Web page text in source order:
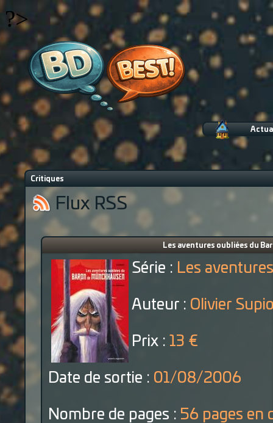
?>
Critiques
Flux RSS
Les aventures oubliées du
Série : Les
Auteur : Olivier
Prix : 13 €
Date de sortie : 01/08/2006
Nombre de pages : 56 pages en